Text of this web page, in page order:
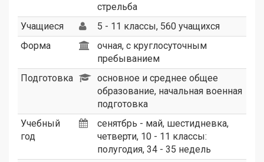
стрельба
Учащиеся
5 - 11 классы, 560 учащихся
Форма
очная, с круглосуточным
пребыванием
Подготовка
основное и среднее общее
образование, начальная военная
подготовка
Учебный
год
сенятбрь - май, шестидневка,
четверти, 10 - 11 классы:
полугодия, 34 - 35 недель